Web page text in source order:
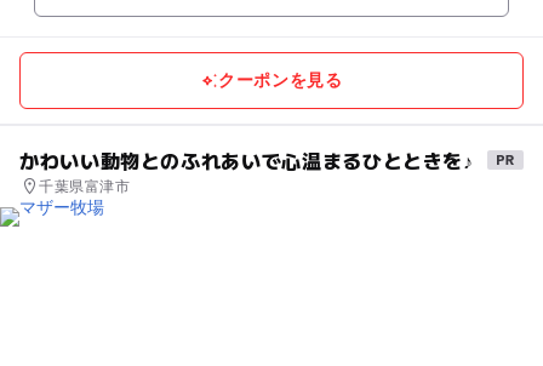
クーポンを見る
かわいい動物とのふれあいで心温まるひとときを♪
千葉県富津市